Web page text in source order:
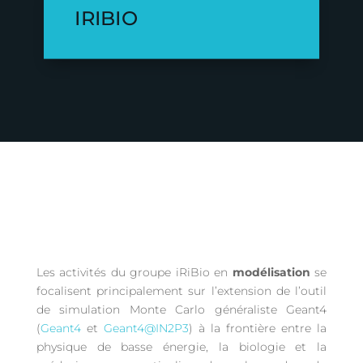
IRIBIO
Les activités du groupe iRiBio en modélisation se
focalisent principalement sur l’extension de l’outil
de simulation Monte Carlo généraliste Geant4
(Geant4et Geant4@IN2P3) à la frontière entre la
physique de basse énergie, la biologie et la